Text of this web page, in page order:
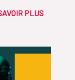
PLUS